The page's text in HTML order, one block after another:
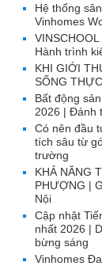
Hệ thống
Vinhomes
Hành trình
KHI GIỚI
SỐNG
Bất động
2026 | Đánh
Có nên đầu
tích sâu từ
trường
KHẢ NĂNG
PHƯỢNG |
Nội
Cập nhật
nhất 2026 |
bừng sáng
Vinhomes